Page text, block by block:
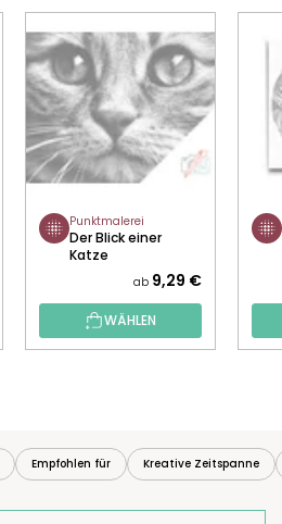
Punktmalerei
Der Blick einer
Katze
ab 9,29 €
WÄHLEN
Empfohlen für Kreative Zeitspanne